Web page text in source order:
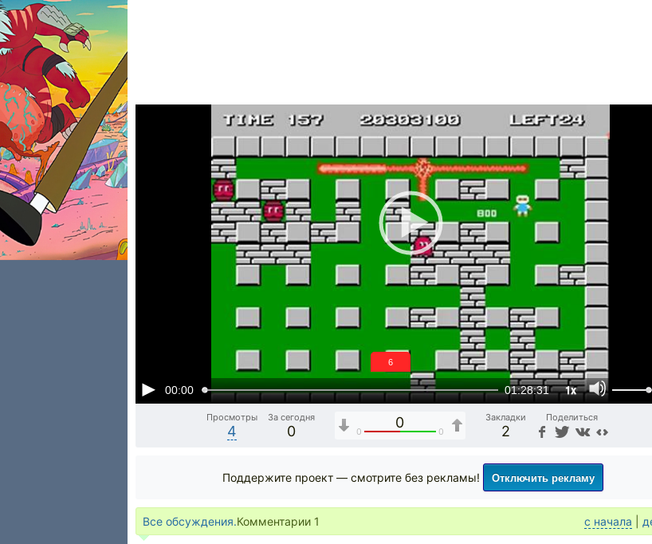
00:00 01:28:31 1x
6
Просмотры
4
За сегодня
0
0
0 0
Закладки
2
Поделиться
Поддержите проект — смотрите без рекламы! Отключить рекламу
Все обсуждения.Комментарии 1 с начала